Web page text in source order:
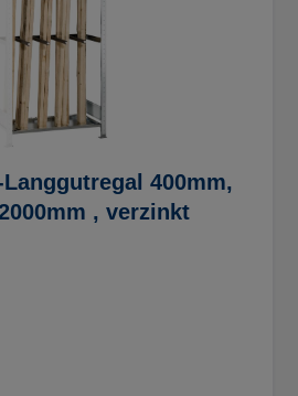
400mm,
, verzinkt